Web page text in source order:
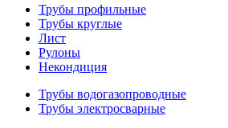
Трубы профильные
Трубы круглые
Лист
Рулоны
Некондиция
Трубы водогазопроводные
Трубы электросварные